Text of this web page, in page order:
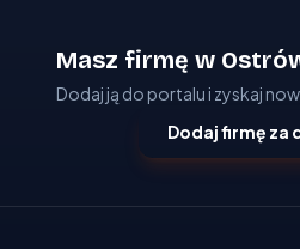
Masz firmę w
Dodaj ją do portalu i zyskaj
Dodaj firmę za